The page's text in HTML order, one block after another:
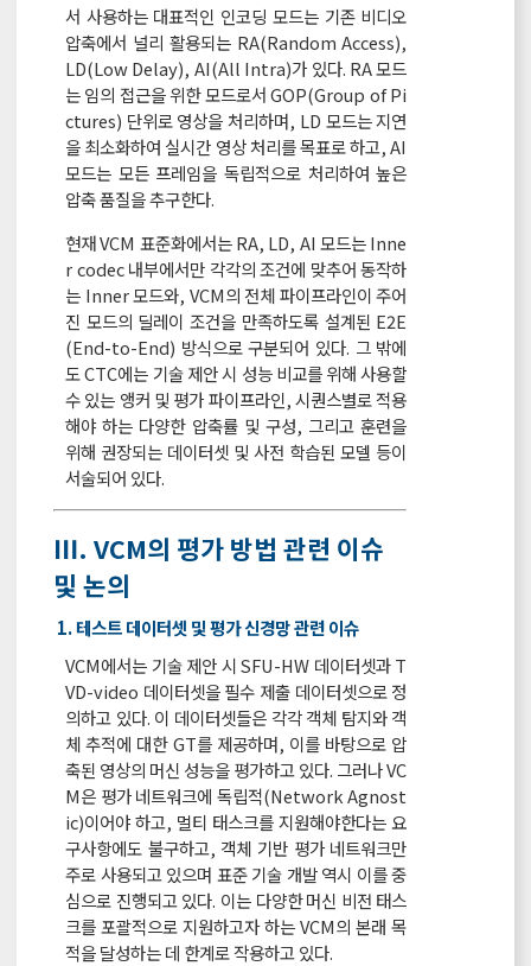
서 사용하는 대표적인 인코딩 모드는 기존 비디오
압축에서 널리 활용되는 RA(Random Access),
LD(Low Delay), AI(All Intra)가 있다. RA 모드
는 임의 접근을 위한 모드로서 GOP(Group of Pi
ctures) 단위로 영상을 처리하며, LD 모드는 지연
을 최소화하여 실시간 영상 처리를 목표로 하고, AI
모드는 모든 프레임을 독립적으로 처리하여 높은
압축 품질을 추구한다.
현재 VCM 표준화에서는 RA, LD, AI 모드는 Inne
r codec 내부에서만 각각의 조건에 맞추어 동작하
는 Inner 모드와, VCM의 전체 파이프라인이 주어
진 모드의 딜레이 조건을 만족하도록 설계된 E2E
(End-to-End) 방식으로 구분되어 있다. 그 밖에
도 CTC에는 기술 제안 시 성능 비교를 위해 사용할
수 있는 앵커 및 평가 파이프라인, 시퀀스별로 적용
해야 하는 다양한 압축률 및 구성, 그리고 훈련을
위해 권장되는 데이터셋 및 사전 학습된 모델 등이
서술되어 있다.
Ⅲ. VCM의 평가 방법 관련 이슈
및 논의
1. 테스트 데이터셋 및 평가 신경망 관련 이슈
VCM에서는 기술 제안 시 SFU-HW 데이터셋과 T
VD-video 데이터셋을 필수 제출 데이터셋으로 정
의하고 있다. 이 데이터셋들은 각각 객체 탐지와 객
체 추적에 대한 GT를 제공하며, 이를 바탕으로 압
축된 영상의 머신 성능을 평가하고 있다. 그러나 VC
M은 평가 네트워크에 독립적(Network Agnost
ic)이어야 하고, 멀티 태스크를 지원해야한다는 요
구사항에도 불구하고, 객체 기반 평가 네트워크만
주로 사용되고 있으며 표준 기술 개발 역시 이를 중
심으로 진행되고 있다. 이는 다양한 머신 비전 태스
크를 포괄적으로 지원하고자 하는 VCM의 본래 목
적을 달성하는 데 한계로 작용하고 있다.